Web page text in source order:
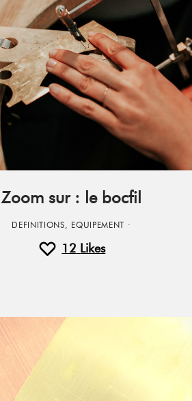
Zoom sur : le bocfil
DEFINITIONS, EQUIPEMENT ·
12 Likes